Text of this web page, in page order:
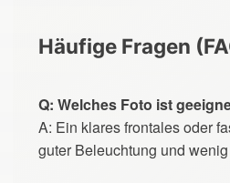
Häufige Fragen
Q: Welches Foto ist
A: Ein klares frontales oder
guter Beleuchtung und